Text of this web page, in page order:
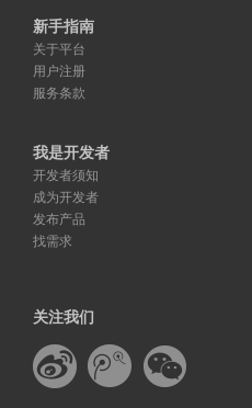
新手指南
关于平台
用户注册
服务条款
我是开发者
开发者须知
成为开发者
发布产品
找需求
关注我们